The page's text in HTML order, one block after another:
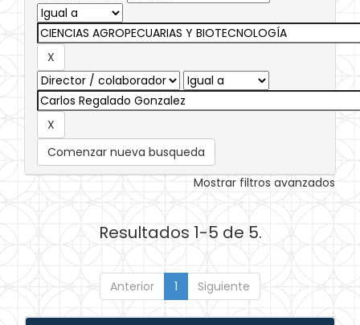
Comenzar nueva busqueda
Mostrar filtros avanzados
Resultados 1-5 de 5.
Anterior 1 Siguiente